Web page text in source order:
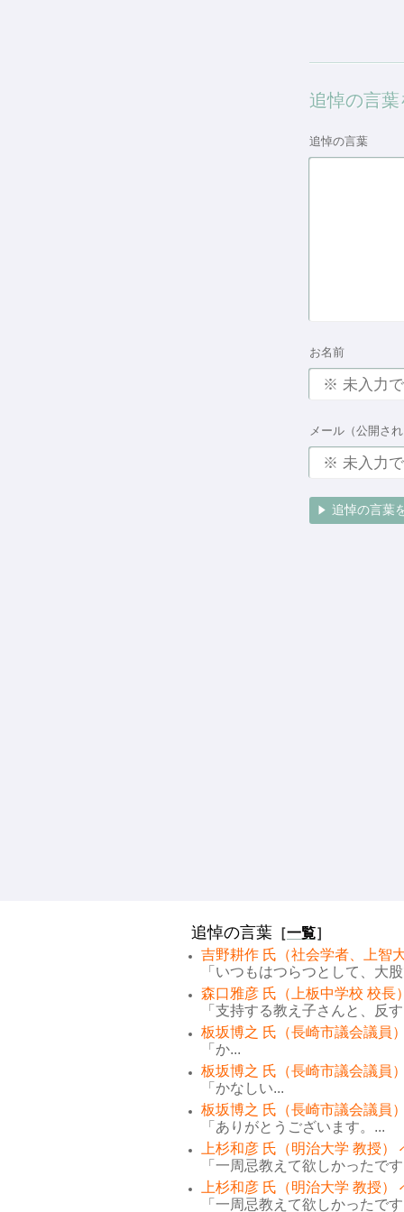
追悼の言葉
追悼の言葉
お名前
メール（公開さ
追悼の言葉 ［一覧］
吉野耕作 氏（社会学者、上智
「いつもはつらつとして、大
森口雅彦 氏（上板中学校 校長
「支持する教え子さんと、反
板坂博之 氏（長崎市議会議員
「か...
板坂博之 氏（長崎市議会議員
「かなしい...
板坂博之 氏（長崎市議会議員
「ありがとうございます。...
上杉和彦 氏（明治大学 教授）
「一周忌教えて欲しかったで
上杉和彦 氏（明治大学 教授）
「一周忌教えて欲しかったで